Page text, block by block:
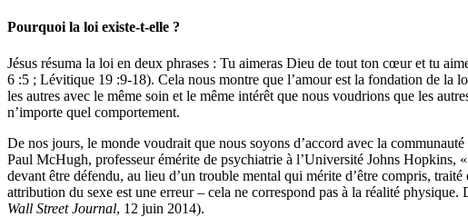
Pourquoi la loi existe-t-elle ?
Jésus résuma la loi en deux phrases : Tu aimeras Dieu de tout ton cœur et tu
6 :5 ; Lévitique 19 :9-18). Cela nous montre que l’amour est la fondation de la
les autres avec le même soin et le même intérêt que nous voudrions que les
n’importe quel comportement.
De nos jours, le monde voudrait que nous soyons d’accord avec la
Paul McHugh, professeur émérite de psychiatrie à l’Université Johns Hopkins,
devant être défendu, au lieu d’un trouble mental qui mérite d’être compris,
attribution du sexe est une erreur – cela ne correspond pas à la réalité
Wall Street Journal, 12 juin 2014).